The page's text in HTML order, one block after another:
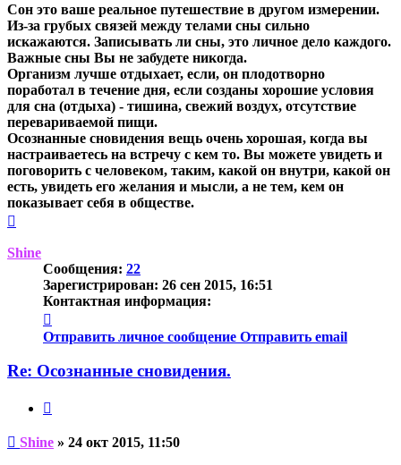
Сон это ваше реальное путешествие в другом измерении.
Из-за грубых связей между телами сны сильно
искажаются. Записывать ли сны, это личное дело каждого.
Важные сны Вы не забудете никогда.
Организм лучше отдыхает, если, он плодотворно
поработал в течение дня, если созданы хорошие условия
для сна (отдыха) - тишина, свежий воздух, отсутствие
перевариваемой пищи.
Осознанные сновидения вещь очень хорошая, когда вы
настраиваетесь на встречу с кем то. Вы можете увидеть и
поговорить с человеком, таким, какой он внутри, какой он
есть, увидеть его желания и мысли, а не тем, кем он
показывает себя в обществе.
началу
Shine
Сообщения: 22
Зарегистрирован: 26 сен 2015, 16:51
Контактная информация:
информация
пользователя
Отправить личное сообщение Отправить email
Re: Осознанные сновидения.
Непрочитанное
Shine » 24 окт 2015, 11:50